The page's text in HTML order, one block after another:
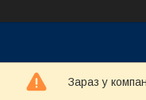
Зараз у